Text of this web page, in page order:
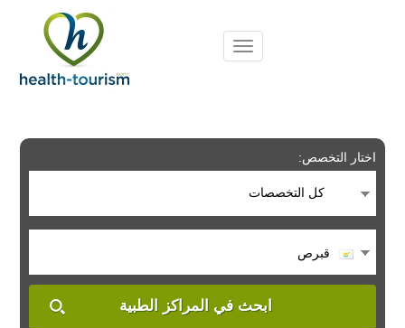
includes
system.
اختار التخصص:
كل التخصصات
قبرص
ابحث في المراكز الطبية